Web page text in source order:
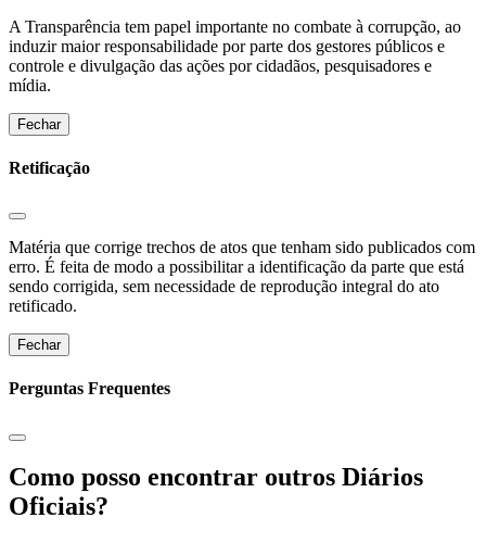
A Transparência tem papel importante no combate à corrupção, ao
induzir maior responsabilidade por parte dos gestores públicos e
controle e divulgação das ações por cidadãos, pesquisadores e
mídia.
Fechar
Retificação
Matéria que corrige trechos de atos que tenham sido publicados com
erro. É feita de modo a possibilitar a identificação da parte que está
sendo corrigida, sem necessidade de reprodução integral do ato
retificado.
Fechar
Perguntas Frequentes
Como posso encontrar outros Diários
Oficiais?